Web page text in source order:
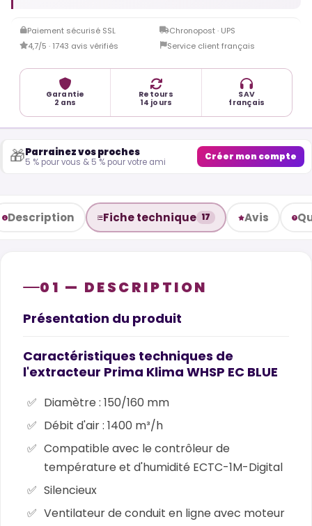
Paiement sécurisé SSL
Chronopost · UPS
4,7/5 · 1743 avis vérifiés
Service client français
Garantie
2 ans
Retours
14 jours
SAV
français
🎁Parrainez vos proches
5 % pour vous & 5 % pour votre ami Créer mon compte
Description Fiche technique 17 Avis
01 — DESCRIPTION
Présentation du produit
Caractéristiques techniques de
l'extracteur Prima Klima WHSP EC BLUE
Diamètre : 150/160 mm
Débit d'air : 1400 m³/h
Compatible avec le contrôleur de
température et d'humidité ECTC-1M-Digital
Silencieux
Ventilateur de conduit en ligne avec moteur